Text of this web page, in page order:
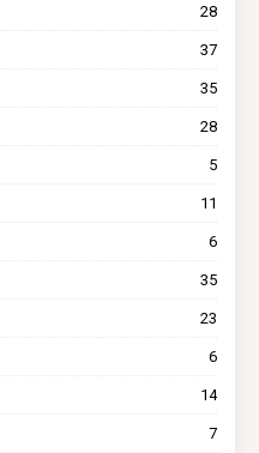
28
37
35
28
5
11
6
35
23
6
14
7